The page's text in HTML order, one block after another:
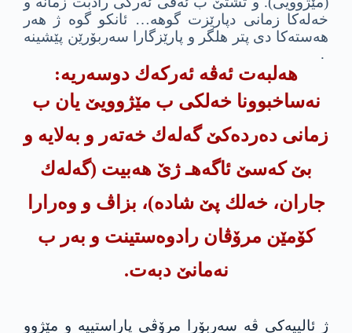
خه‌له‌كا زمانى دپارێزت گوهه‌… ئانكو گوه ژ هه‌ر
هه‌سته‌كا دى پتر هلگر و پارێزگارا سه‌ربۆرێن پێشینه
‌ .
هه‌لبه‌ت ئه‌ڤه‌ ئه‌ركه‌ك دوسه‌ریه‌:
نه‌ساخبوونا خه‌لكى ب مێژوویێ یان ب
زمانى ده‌رده‌كێ گه‌له‌ك خه‌ته‌ر و به‌لایه‌ و
بێ كه‌سێ ئاگه‌هـ ژێ هه‌بیت (گه‌له‌ك
جاران، خه‌لك پێ شاده‌)، بزاڤ و وه‌رارا
كۆمێن مرۆڤان رادوه‌ستینت و به‌ر ب
نه‌مانێ دبه‌ت.
ژ ئالییه‌كی ڤه‌ سه‌ربۆرا مرۆڤى پاراستییه‌ و مێژوو